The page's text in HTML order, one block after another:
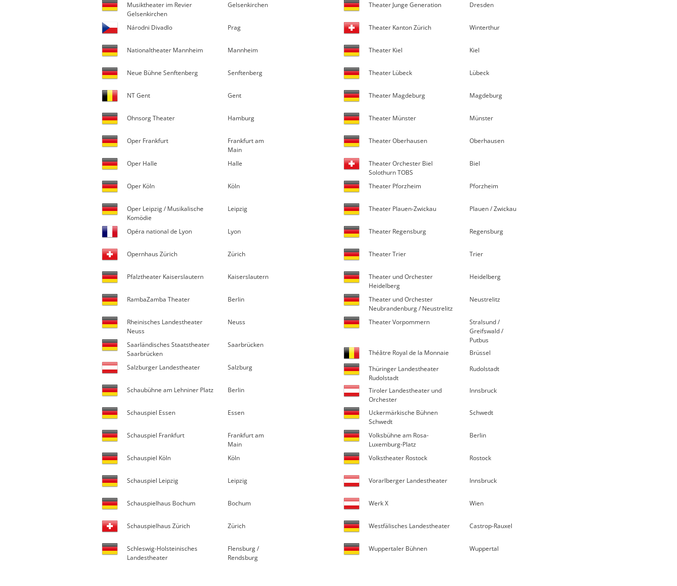
Musiktheater im Revier
Gelsenkirchen
Gelsenkirchen
Národni Divadlo Prag
Nationaltheater Mannheim Mannheim
Neue Bühne Senftenberg Senftenberg
NT Gent Gent
Ohnsorg Theater Hamburg
Oper Frankfurt
Frankfurt am
Main
Oper Halle
Halle
Oper Köln Köln
Oper Leipzig / Musikalische
Komödie
Leipzig
Opéra national de Lyon Lyon
Opernhaus Zürich Zürich
Pfalztheater Kaiserslautern Kaiserslautern
RambaZamba Theater Berlin
Rheinisches Landestheater
Neuss
Neuss
Saarländisches Staatstheater
Saarbrücken
Saarbrücken
Salzburger Landestheater Salzburg
Schaubühne am Lehniner Platz Berlin
Schauspiel Essen Essen
Schauspiel Frankfurt
Frankfurt am
Main
Schauspiel Köln
Köln
Schauspiel Leipzig Leipzig
Schauspielhaus Bochum Bochum
Schauspielhaus Zürich Zürich
Schleswig-Holsteinisches
Landestheater
Flensburg /
Rendsburg
Theater Junge Generation Dresden
Theater Kanton Zürich Winterthur
Theater Kiel Kiel
Theater Lübeck Lübeck
Theater Magdeburg Magdeburg
Theater Münster Münster
Theater Oberhausen Oberhausen
Theater Orchester Biel
Solothurn TOBS
Biel
Theater Pforzheim Pforzheim
Theater Plauen-Zwickau Plauen / Zwickau
Theater Regensburg Regensburg
Theater Trier Trier
Theater und Orchester
Heidelberg
Heidelberg
Theater und Orchester
Neubrandenburg / Neustrelitz
Neustrelitz
Theater Vorpommern
Stralsund /
Greifswald /
Putbus
Théâtre Royal de la Monnaie
Brüssel
Thüringer Landestheater
Rudolstadt
Rudolstadt
Tiroler Landestheater und
Orchester
Innsbruck
Uckermärkische Bühnen
Schwedt
Schwedt
Volksbühne am Rosa-
Luxemburg-Platz
Berlin
Volkstheater Rostock Rostock
Vorarlberger Landestheater Innsbruck
Werk X Wien
Westfälisches Landestheater Castrop-Rauxel
Wuppertaler Bühnen Wuppertal